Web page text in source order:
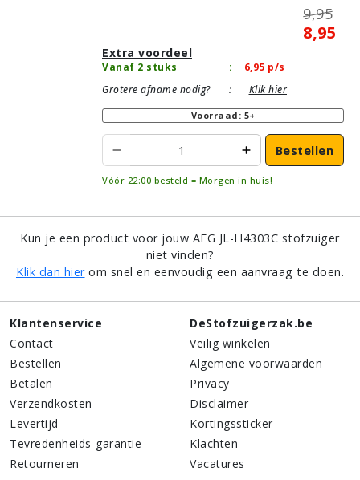
9,95
8,95
Extra voordeel
Vanaf 2 stuks : 6,95 p/s
Grotere afname nodig?
: Klik hier
Voorraad: 5+
Bestellen
Vóór 22:00 besteld = Morgen in huis!
Kun je een product voor jouw AEG JL-H4303C stofzuiger
niet vinden?
Klik dan hierom snel en eenvoudig een aanvraag te doen.
Klantenservice
Contact
Bestellen
Betalen
Verzendkosten
Levertijd
Tevredenheids-garantie
Retourneren
DeStofzuigerzak.be
Veilig winkelen
Algemene voorwaarden
Privacy
Disclaimer
Kortingssticker
Klachten
Vacatures